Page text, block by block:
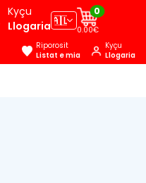
Kyçu
Llogaria🇦🇱
0
0.00€
Riporosit
Listat e mia
Kyçu
Llogaria